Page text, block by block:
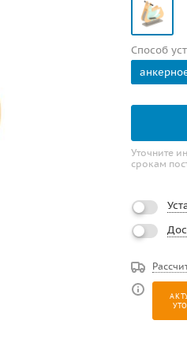
Способ
Уточните
срокам